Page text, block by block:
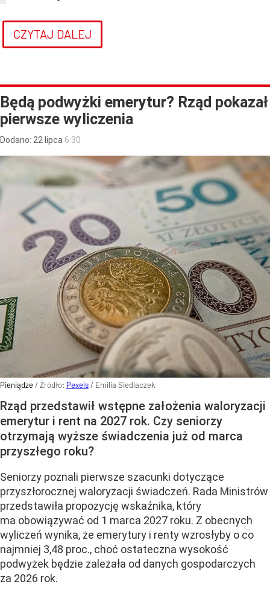
CZYTAJ DALEJ
Będą podwyżki emerytur? Rząd pokazał
pierwsze wyliczenia
Dodano: 22 lipca 6:30
Pieniądze/ Źródło: Pexels/ Emilia Siedlaczek
Rząd przedstawił wstępne założenia waloryzacji
emerytur i rent na 2027 rok. Czy seniorzy
otrzymają wyższe świadczenia już od marca
przyszłego roku?
Seniorzy poznali pierwsze szacunki dotyczące
przyszłorocznej waloryzacji świadczeń. Rada Ministrów
przedstawiła propozycję wskaźnika, który
ma obowiązywać od 1 marca 2027 roku. Z obecnych
wyliczeń wynika, że emerytury i renty wzrosłyby o co
najmniej 3,48 proc., choć ostateczna wysokość
podwyżek będzie zależała od danych gospodarczych
za 2026 rok.